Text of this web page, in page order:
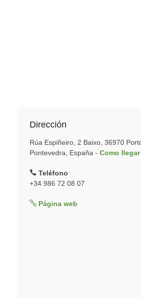
Dirección
Rúa Espiñeiro, 2 Baixo, 36970
Pontevedra, España - Como llegar
Teléfono
+34 986 72 08 07
Página web